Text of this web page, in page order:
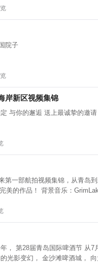
院子
岸新区视频集锦
与你的邂逅 送上最诚挚的邀请
第一部航拍视频集锦，从青岛
2019梦源特拍会继续努力
， 第28届青岛国际啤酒节 从
光影变幻， 金沙滩啤酒城， 向